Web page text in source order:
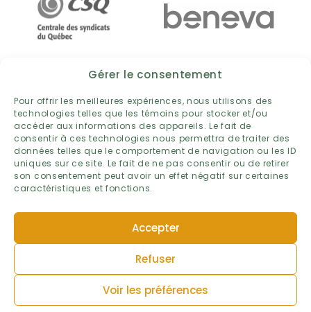
Gérer le consentement
Pour offrir les meilleures expériences, nous utilisons des
technologies telles que les témoins pour stocker et/ou
accéder aux informations des appareils. Le fait de
consentir à ces technologies nous permettra de traiter des
données telles que le comportement de navigation ou les ID
uniques sur ce site. Le fait de ne pas consentir ou de retirer
son consentement peut avoir un effet négatif sur certaines
caractéristiques et fonctions.
Accepter
Refuser
Voir les préférences
TERMES ET CONDITIONS
POLITIQUE DE TÉMOINS
PLAN DU SITE
© FONDATION MONIQUE-FITZ-BACK.
TOUS DROITS RÉSERVÉS.
RÉALISATION : SALTO